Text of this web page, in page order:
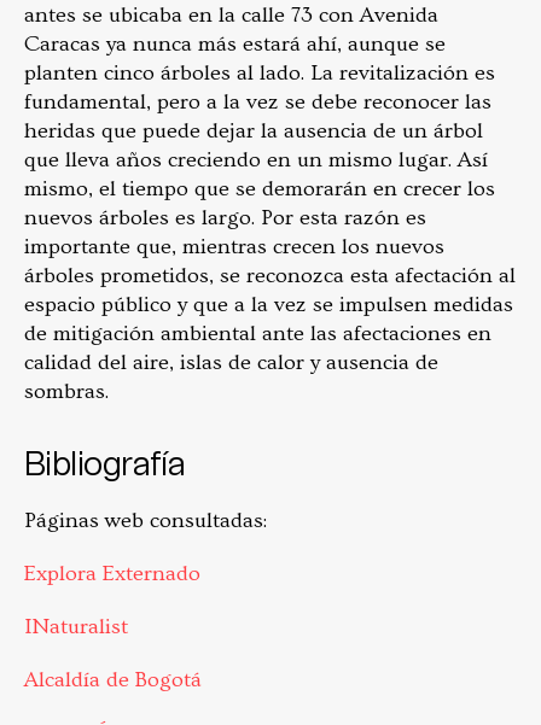
antes se ubicaba en la calle 73 con Avenida
Caracas ya nunca más estará ahí, aunque se
planten cinco árboles al lado. La revitalización es
fundamental, pero a la vez se debe reconocer las
heridas que puede dejar la ausencia de un árbol
que lleva años creciendo en un mismo lugar. Así
mismo, el tiempo que se demorarán en crecer los
nuevos árboles es largo. Por esta razón es
importante que, mientras crecen los nuevos
árboles prometidos, se reconozca esta afectación al
espacio público y que a la vez se impulsen medidas
de mitigación ambiental ante las afectaciones en
calidad del aire, islas de calor y ausencia de
sombras.
Bibliografía
Páginas web consultadas:
Explora Externado
INaturalist
Alcaldía de Bogotá